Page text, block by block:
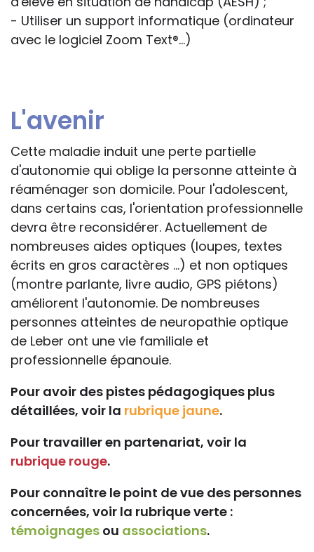
- Utiliser un support informatique (ordinateur
avec le logiciel Zoom Text®...)
L'avenir
Cette maladie induit une perte partielle
d'autonomie qui oblige la personne atteinte à
réaménager son domicile. Pour l'adolescent,
dans certains cas, l'orientation professionnelle
devra être reconsidérer. Actuellement de
nombreuses aides optiques (loupes, textes
écrits en gros caractères ...) et non optiques
(montre parlante, livre audio, GPS piétons)
améliorent l'autonomie. De nombreuses
personnes atteintes de neuropathie optique
de Leber ont une vie familiale et
professionnelle épanouie.
Pour avoir des pistes pédagogiques plus
détaillées, voir la rubrique jaune.
Pour travailler en partenariat, voir la
rubrique rouge.
Pour connaître le point de vue des personnes
concernées, voir la rubrique verte :
témoignages ou associations.